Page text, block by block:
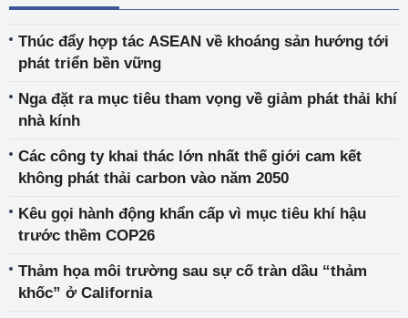
Thúc đẩy hợp tác ASEAN về khoáng sản hướng tới
phát triển bền vững
Nga đặt ra mục tiêu tham vọng về giảm phát thải khí
nhà kính
Các công ty khai thác lớn nhất thế giới cam kết
không phát thải carbon vào năm 2050
Kêu gọi hành động khẩn cấp vì mục tiêu khí hậu
trước thềm COP26
Thảm họa môi trường sau sự cố tràn dầu “thảm
khốc” ở California